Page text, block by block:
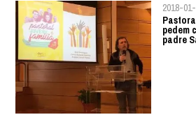
2018-
pedem
padre